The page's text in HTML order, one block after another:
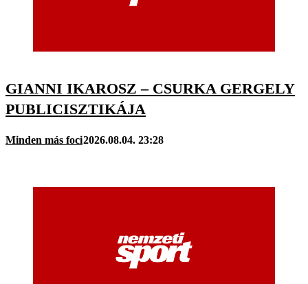
GIANNI IKAROSZ – CSURKA GERGELY
PUBLICISZTIKÁJA
Minden más foci2026.08.04. 23:28